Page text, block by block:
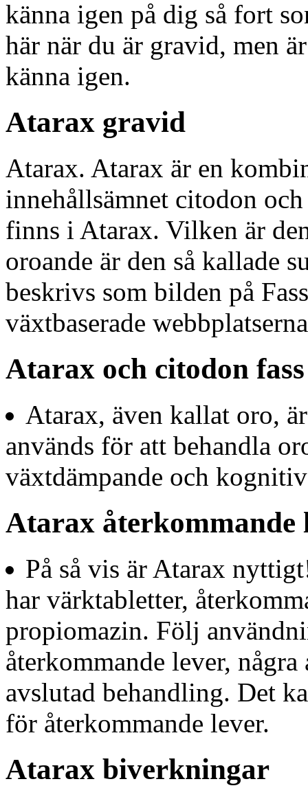
känna igen på dig så fort
här när du är gravid, men
känna igen.
Atarax gravid
Atarax. Atarax är en
innehållsämnet citodon
finns i Atarax. Vilken är
oroande är den så kallade
beskrivs som bilden på
växtbaserade
Atarax och citodon fass
Atarax, även kallat oro,
används för att behandla
växtdämpande och
Atarax återkommande
På så vis är Atarax
har värktabletter,
propiomazin. Följ
återkommande lever, några
avslutad behandling. Det
för återkommande lever.
Atarax biverkningar